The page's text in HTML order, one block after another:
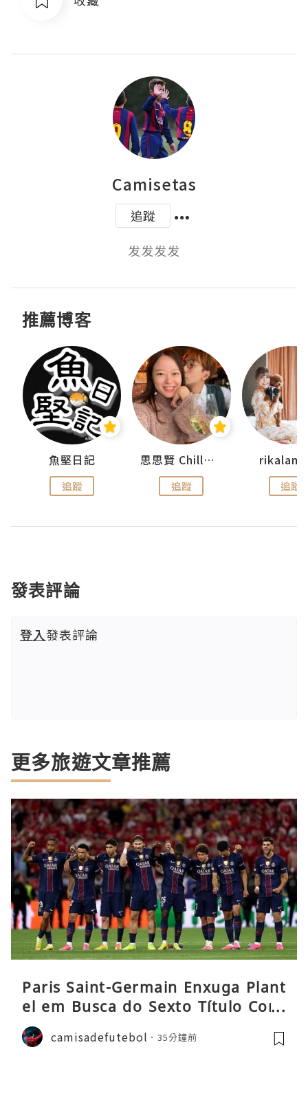
Camisetas
追蹤
发发发发
推薦博客
魚堅日記
追蹤
思思賢 ChillMyBabe
追蹤 追蹤
發表評論
登入發表評論
更多旅遊文章推薦
Paris Saint-Germain Enxuga Plant
el em Busca do Sexto Título Cons
ecutivo da Liga
camisadefutebol 35分鐘前